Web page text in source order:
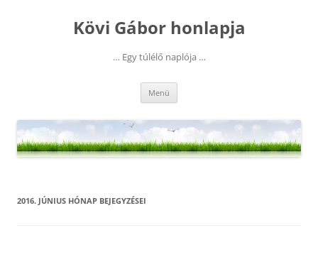
Kövi Gábor honlapja
… Egy túlélő naplója …
Menü
2016. JÚNIUS HÓNAP BEJEGYZÉSEI